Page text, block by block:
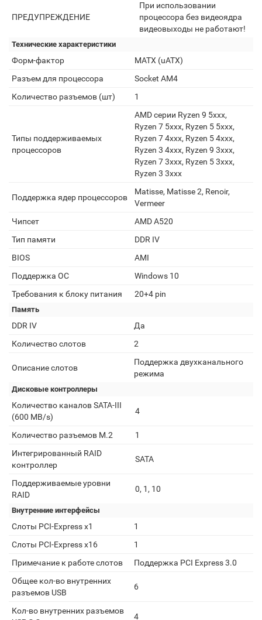
ПРЕДУПРЕЖДЕНИЕ
При использовании
процессора без видеоядра
видеовыходы не работают!
Технические характеристики
Форм-фактор
MATX (uATX)
Разъем для процессора
Socket AM4
Количество разъемов (шт)
1
Типы поддерживаемых
процессоров
AMD серии Ryzen 9 5xxx,
Ryzen 7 5xxx, Ryzen 5 5xxx,
Ryzen 7 4xxx, Ryzen 5 4xxx,
Ryzen 3 4xxx, Ryzen 9 3xxx,
Ryzen 7 3xxx, Ryzen 5 3xxx,
Ryzen 3 3xxx
Поддержка ядер процессоров
Matisse, Matisse 2, Renoir,
Vermeer
Чипсет
AMD A520
Тип памяти
DDR IV
BIOS
AMI
Поддержка ОС
Windows 10
Требования к блоку питания
20+4 pin
Память
DDR IV
Да
Количество слотов
2
Описание слотов
Поддержка двухканального
режима
Дисковые контроллеры
Количество каналов SATA-III
(600 MB/s)
4
Количество разъемов M.2
1
Интегрированный RAID
контроллер
SATA
Поддерживаемые уровни
RAID
0, 1, 10
Внутренние интерфейсы
Слоты PCI-Express x1
1
Слоты PCI-Express x16
1
Примечание к работе слотов
Поддержка PCI Express 3.0
Общее кол-во внутренних
разъемов USB
6
Кол-во внутренних разъемов
4